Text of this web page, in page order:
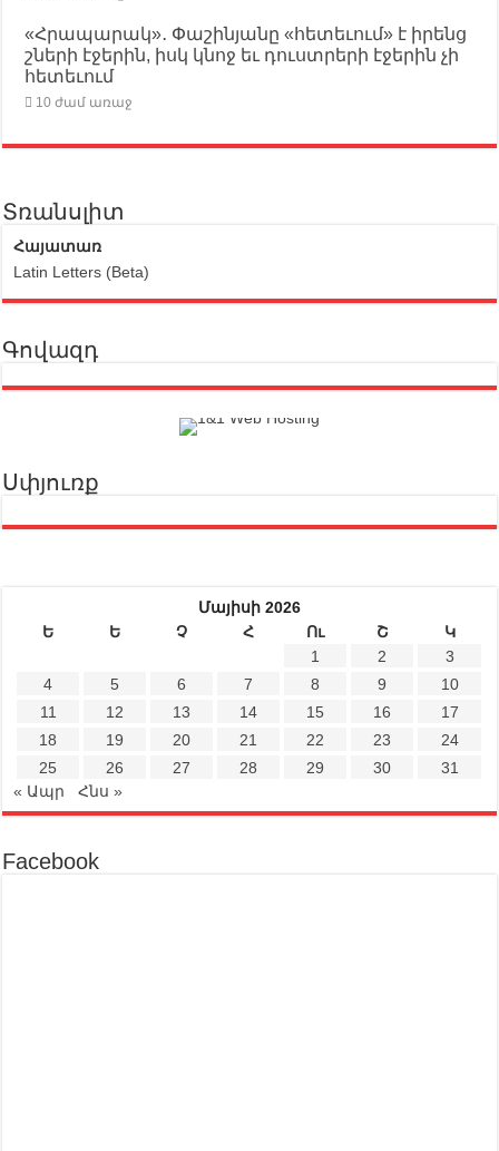
«Հրապարակ»․ Փաշինյանը «հետեւում» է իրենց
շների էջերին, իսկ կնոջ եւ դուստրերի էջերին չի
հետեւում
10 ժամ առաջ
Տռանսլիտ
Հայատառ
Latin Letters (Beta)
Գովազդ
Սփյուռք
Մայիսի 2026
Ե
Ե Չ Հ Ու Շ
Կ
1
2
3
4
5 6 7 8 9
10
11
12 13 14 15 16
17
18
19 20 21 22 23
24
25
26 27 28 29 30
31
« Ապր
Հնս »
Facebook